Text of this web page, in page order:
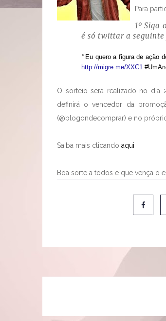
Para
1º Siga o
é só twittar a seguinte
" Eu quero a figura de ação
http://migre.me/XXC1
O sorteio será realizado no dia
definirá o vencedor da
(@blogondecomprar) e no
Saiba mais clicando aqui
Boa sorte a todos e que vença o